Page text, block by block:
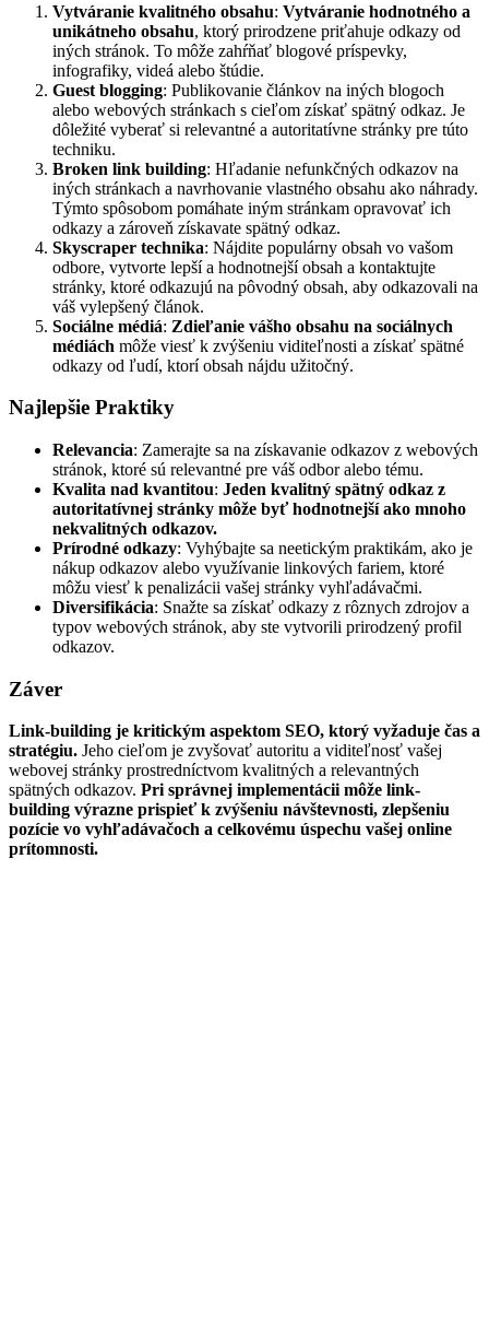
Vytváranie kvalitného obsahu: Vytváranie hodnotného a
unikátneho obsahu, ktorý prirodzene priťahuje odkazy od
iných stránok. To môže zahŕňať blogové príspevky,
infografiky, videá alebo štúdie.
Guest blogging: Publikovanie článkov na iných blogoch
alebo webových stránkach s cieľom získať spätný odkaz. Je
dôležité vyberať si relevantné a autoritatívne stránky pre túto
techniku.
Broken link building: Hľadanie nefunkčných odkazov na
iných stránkach a navrhovanie vlastného obsahu ako náhrady.
Týmto spôsobom pomáhate iným stránkam opravovať ich
odkazy a zároveň získavate spätný odkaz.
Skyscraper technika: Nájdite populárny obsah vo vašom
odbore, vytvorte lepší a hodnotnejší obsah a kontaktujte
stránky, ktoré odkazujú na pôvodný obsah, aby odkazovali na
váš vylepšený článok.
Sociálne médiá: Zdieľanie vášho obsahu na sociálnych
médiách môže viesť k zvýšeniu viditeľnosti a získať spätné
odkazy od ľudí, ktorí obsah nájdu užitočný.
Najlepšie Praktiky
Relevancia: Zamerajte sa na získavanie odkazov z webových
stránok, ktoré sú relevantné pre váš odbor alebo tému.
Kvalita nad kvantitou: Jeden kvalitný spätný odkaz z
autoritatívnej stránky môže byť hodnotnejší ako mnoho
nekvalitných odkazov.
Prírodné odkazy: Vyhýbajte sa neetickým praktikám, ako je
nákup odkazov alebo využívanie linkových fariem, ktoré
môžu viesť k penalizácii vašej stránky vyhľadávačmi.
Diversifikácia: Snažte sa získať odkazy z rôznych zdrojov a
typov webových stránok, aby ste vytvorili prirodzený profil
odkazov.
Záver
Link-building je kritickým aspektom SEO, ktorý vyžaduje čas a
stratégiu. Jeho cieľom je zvyšovať autoritu a viditeľnosť vašej
webovej stránky prostredníctvom kvalitných a relevantných
spätných odkazov. Pri správnej implementácii môže link-
building výrazne prispieť k zvýšeniu návštevnosti, zlepšeniu
pozície vo vyhľadávačoch a celkovému úspechu vašej online
prítomnosti.